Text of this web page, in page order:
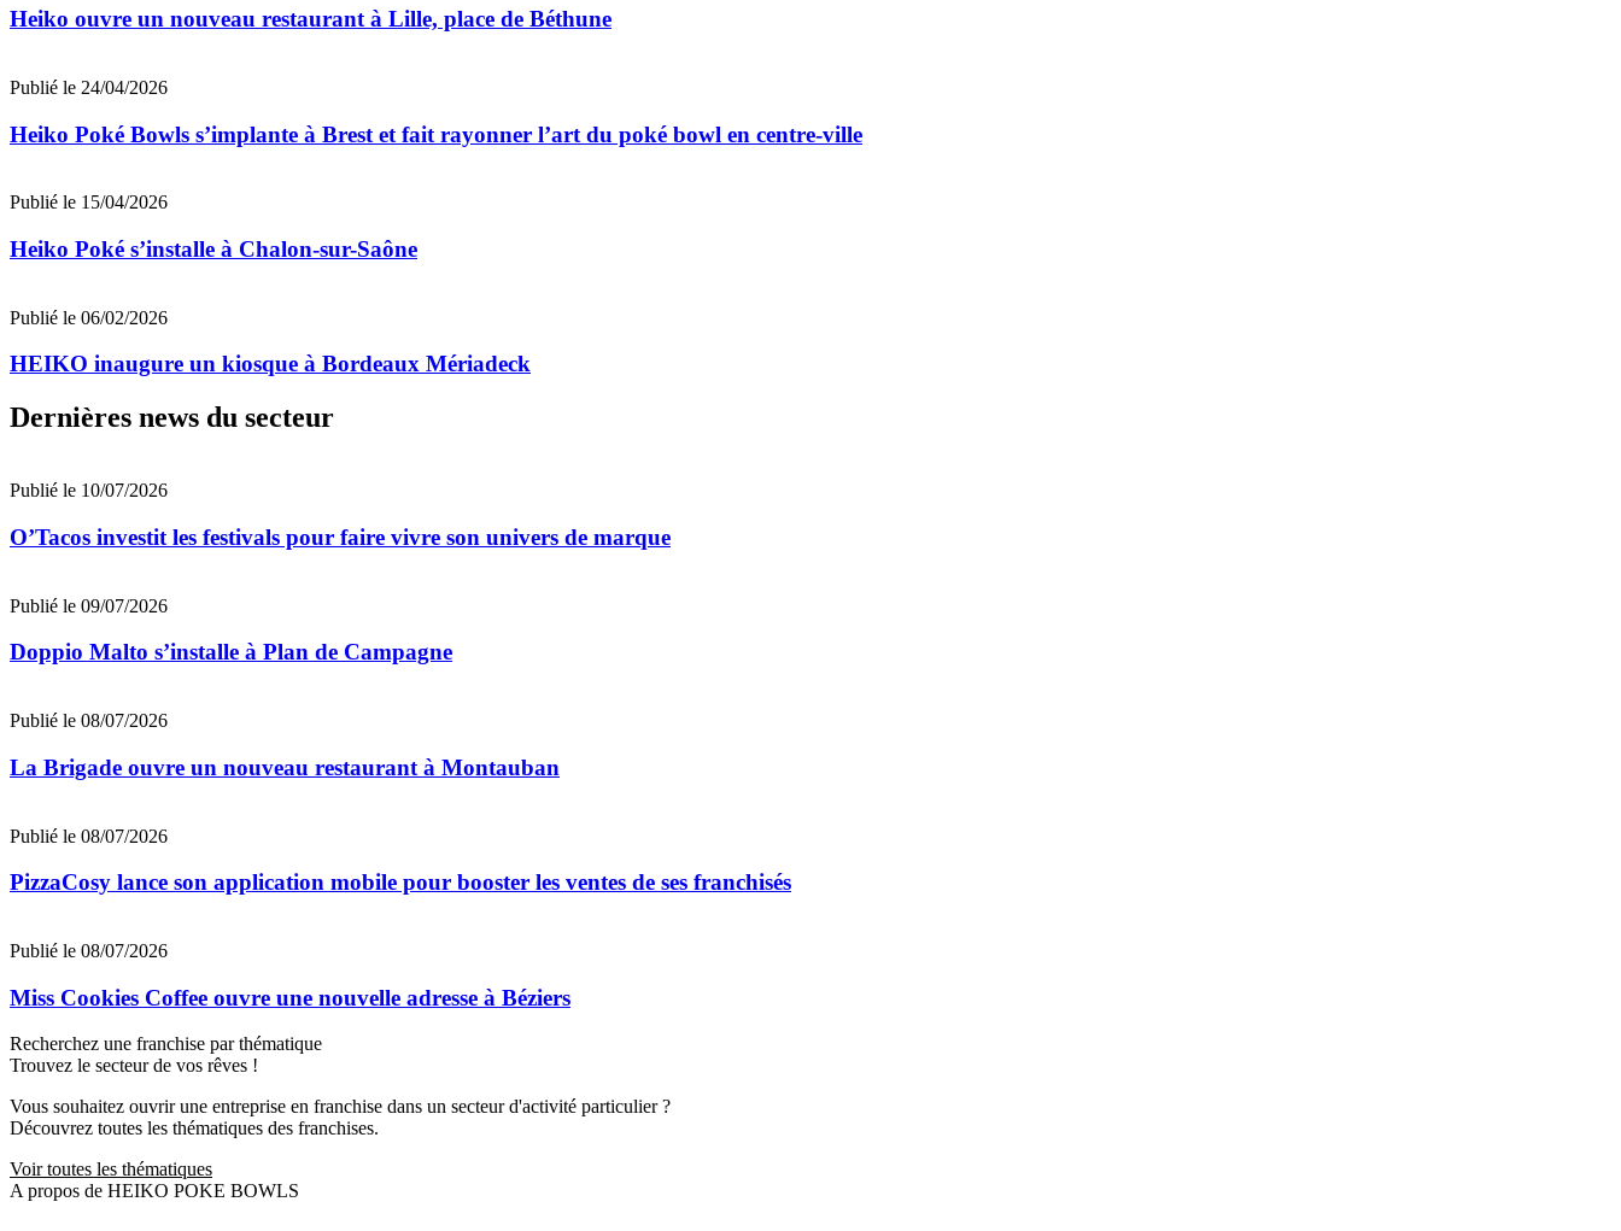
Heiko ouvre un nouveau restaurant à Lille, place de Béthune
Publié le 24/04/2026
Heiko Poké Bowls s’implante à Brest et fait rayonner l’art du poké bowl en centre-ville
Publié le 15/04/2026
Heiko Poké s’installe à Chalon-sur-Saône
Publié le 06/02/2026
HEIKO inaugure un kiosque à Bordeaux Mériadeck
Dernières news du secteur
Publié le 10/07/2026
O’Tacos investit les festivals pour faire vivre son univers de marque
Publié le 09/07/2026
Doppio Malto s’installe à Plan de Campagne
Publié le 08/07/2026
La Brigade ouvre un nouveau restaurant à Montauban
Publié le 08/07/2026
PizzaCosy lance son application mobile pour booster les ventes de ses franchisés
Publié le 08/07/2026
Miss Cookies Coffee ouvre une nouvelle adresse à Béziers
Recherchez une franchise par thématique
Trouvez le secteur de vos rêves !
Vous souhaitez ouvrir une entreprise en franchise dans un secteur d'activité particulier ?
Découvrez toutes les thématiques des franchises.
Voir toutes les thématiques
A propos de HEIKO POKE BOWLS